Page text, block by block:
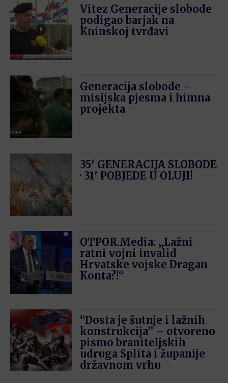
Vitez Generacije slobode
podigao barjak na
Kninskoj tvrđavi
Generacija slobode –
misijska pjesma i himna
projekta
35′ GENERACIJA SLOBODE
· 31′ POBJEDE U OLUJI!
OTPOR.Media: „Lažni
ratni vojni invalid
Hrvatske vojske Dragan
Konta?!“
“Dosta je šutnje i lažnih
konstrukcija” – otvoreno
pismo braniteljskih
udruga Splita i županije
državnom vrhu